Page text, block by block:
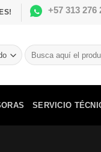
+57 313 276
Buscar
por:
SERVICIO